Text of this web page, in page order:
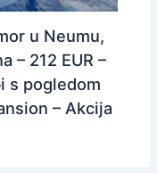
u Neumu,
– 212 EUR –
s pogledom
– Akcija